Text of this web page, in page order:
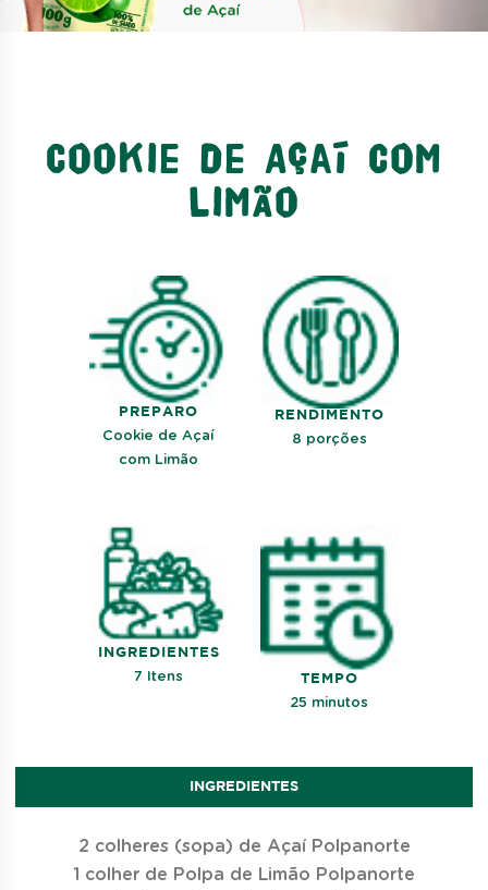
Cookie de Açaí com
Limão
PREPARO
Cookie de Açaí
com Limão
RENDIMENTO
8 porções
INGREDIENTES
7 Itens TEMPO
25 minutos
INGREDIENTES
2 colheres (sopa) de Açaí Polpanorte
1 colher de Polpa de Limão Polpanorte